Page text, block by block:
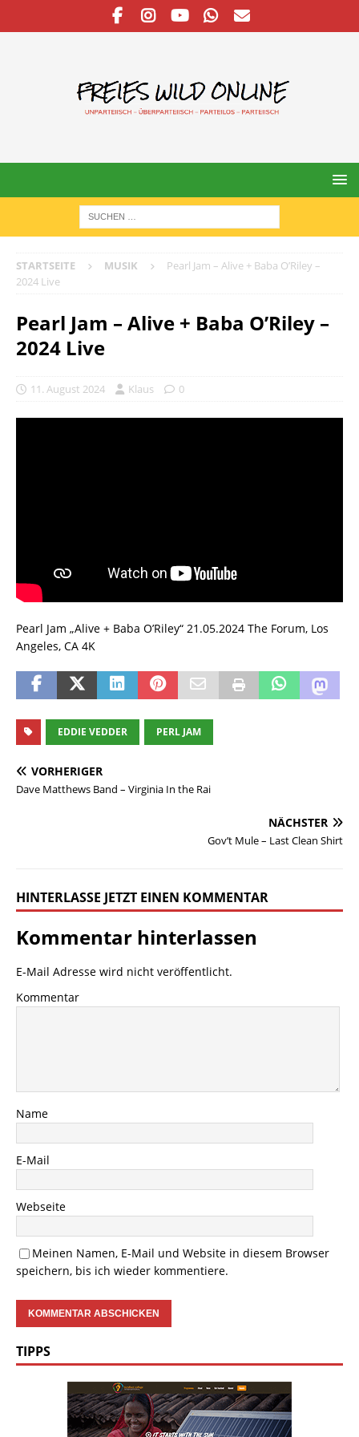
STARTSEITE MUSIK
Pearl Jam – Alive + Baba O’Riley –
2024 Live
Pearl Jam – Alive + Baba O’Riley –
2024 Live
11. August 2024 Klaus 0
Pearl Jam „Alive + Baba O’Riley“ 21.05.2024 The Forum, Los
Angeles, CA 4K
EDDIE VEDDER PERL JAM
VORHERIGER
Dave Matthews Band – Virginia In the Rai
NÄCHSTER
Gov’t Mule – Last Clean Shirt
HINTERLASSE JETZT EINEN KOMMENTAR
Kommentar hinterlassen
E-Mail Adresse wird nicht veröffentlicht.
Kommentar
Name
E-Mail
Webseite
Meinen Namen, E-Mail und Website in diesem Browser
speichern, bis ich wieder kommentiere.
TIPPS